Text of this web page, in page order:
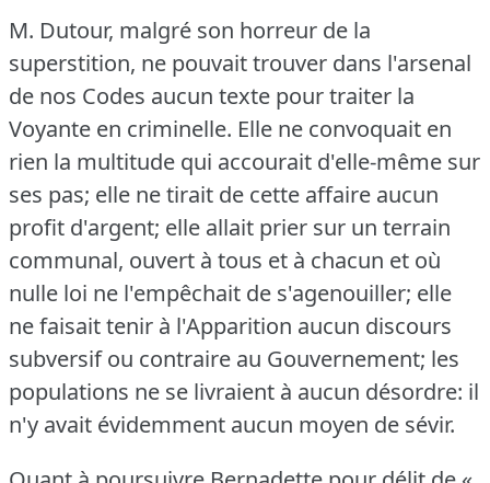
M. Dutour, malgré son horreur de la
superstition, ne pouvait trouver dans l'arsenal
de nos Codes aucun texte pour traiter la
Voyante en criminelle. Elle ne convoquait en
rien la multitude qui accourait d'elle-même sur
ses pas; elle ne tirait de cette affaire aucun
profit d'argent; elle allait prier sur un terrain
communal, ouvert à tous et à chacun et où
nulle loi ne l'empêchait de s'agenouiller; elle
ne faisait tenir à l'Apparition aucun discours
subversif ou contraire au Gouvernement; les
populations ne se livraient à aucun désordre: il
n'y avait évidemment aucun moyen de sévir.